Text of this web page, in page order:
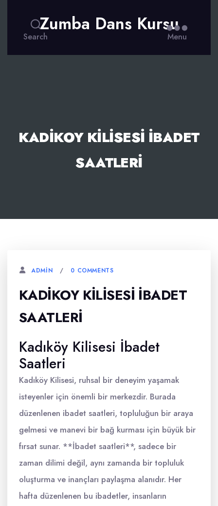
Search
Zumba Dans Kursu
Menu
KADIKOY KILISESI İBADET
SAATLERI
ADMIN 0 COMMENTS
KADIKOY KILISESI İBADET
SAATLERI
Kadıköy Kilisesi İbadet
Saatleri
Kadıköy Kilisesi, ruhsal bir deneyim yaşamak
isteyenler için önemli bir merkezdir. Burada
düzenlenen ibadet saatleri, topluluğun bir araya
gelmesi ve manevi bir bağ kurması için büyük bir
fırsat sunar. **İbadet saatleri**, sadece bir
zaman dilimi değil, aynı zamanda bir topluluk
oluşturma ve inançları paylaşma alanıdır. Her
hafta düzenlenen bu ibadetler, insanların